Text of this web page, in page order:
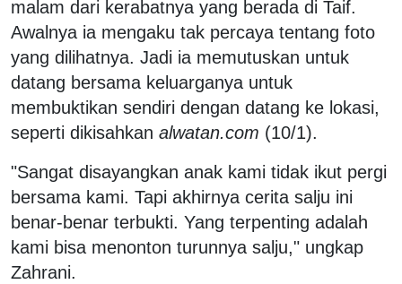
malam dari kerabatnya yang berada di Taif.
Awalnya ia mengaku tak percaya tentang foto
yang dilihatnya. Jadi ia memutuskan untuk
datang bersama keluarganya untuk
membuktikan sendiri dengan datang ke lokasi,
seperti dikisahkan alwatan.com (10/1).
"Sangat disayangkan anak kami tidak ikut pergi
bersama kami. Tapi akhirnya cerita salju ini
benar-benar terbukti. Yang terpenting adalah
kami bisa menonton turunnya salju," ungkap
Zahrani.